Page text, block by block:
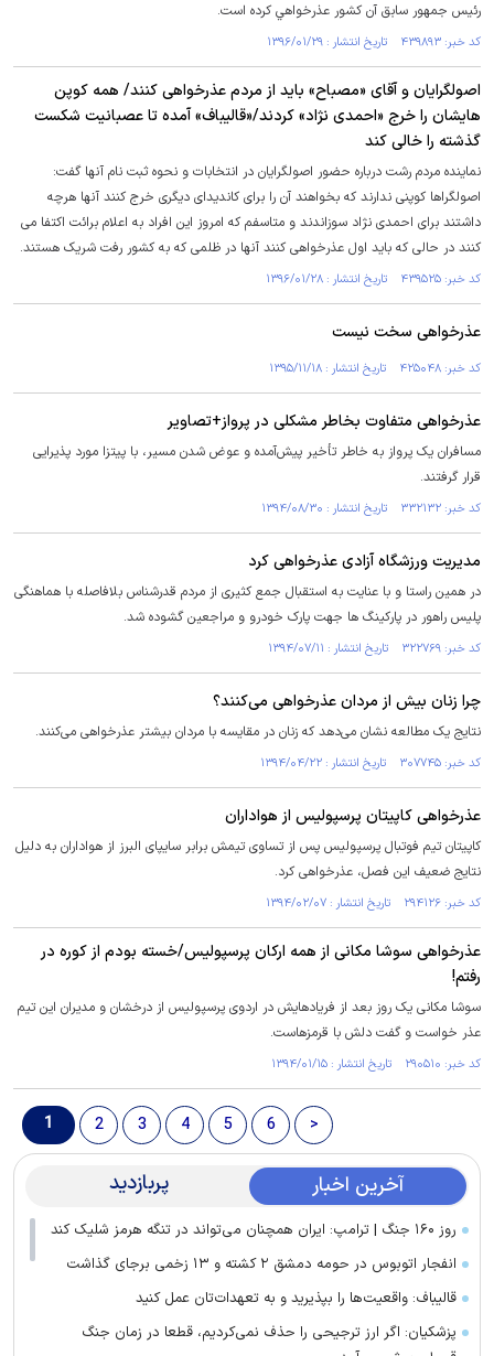
رئيس جمهور سابق آن کشور عذرخواهي کرده است.
کد خبر: ۴۳۹۸۹۳ تاریخ انتشار : ۱۳۹۶/۰۱/۲۹
اصولگرایان و آقای «مصباح» باید از مردم عذرخواهی کنند/ همه کوپن
هایشان را خرج «احمدی نژاد» کردند/«قالیباف» آمده تا عصبانیت شکست
گذشته را خالی کند
نماینده مردم رشت درباره حضور اصولگرایان در انتخابات و نحوه ثبت نام آنها گفت:
اصولگراها کوپنی ندارند که بخواهند آن را برای کاندیدای دیگری خرج کنند آنها هرچه
داشتند برای احمدی نژاد سوزاندند و متاسفم که امروز این افراد به اعلام برائت اکتفا می
کنند در حالی که باید اول عذرخواهی کنند آنها در ظلمی که به کشور رفت شریک هستند.
کد خبر: ۴۳۹۵۲۵ تاریخ انتشار : ۱۳۹۶/۰۱/۲۸
عذرخواهی سخت نیست
کد خبر: ۴۲۵۰۴۸ تاریخ انتشار : ۱۳۹۵/۱۱/۱۸
عذرخواهی متفاوت بخاطر مشکلی در پرواز+تصاویر
مسافران یک پرواز به خاطر تأخیر پیش‌آمده و عوض شدن مسیر، با پیتزا مورد پذیرایی
قرار گرفتند.
کد خبر: ۳۳۲۱۳۲ تاریخ انتشار : ۱۳۹۴/۰۸/۳۰
مدیریت ورزشگاه آزادی عذرخواهی کرد
در همین راستا و با عنایت به استقبال جمع کثیری از مردم قدرشناس بلافاصله با هماهنگی
پلیس راهور در پارکینگ ها جهت پارک خودرو و مراجعین گشوده شد.
کد خبر: ۳۲۲۷۶۹ تاریخ انتشار : ۱۳۹۴/۰۷/۱۱
چرا زنان بیش از مردان عذرخواهی می‌کنند؟
نتایج یک مطالعه نشان می‌دهد که زنان در مقایسه با مردان بیشتر عذرخواهی می‌کنند.
کد خبر: ۳۰۷۷۴۵ تاریخ انتشار : ۱۳۹۴/۰۴/۲۲
عذرخواهی کاپیتان پرسپولیس از هواداران
کاپیتان تیم فوتبال پرسپولیس پس از تساوی تیمش برابر سایپای البرز از هواداران به دلیل
نتایج ضعیف این فصل، عذرخواهی کرد.
کد خبر: ۲۹۴۱۲۶ تاریخ انتشار : ۱۳۹۴/۰۲/۰۷
عذرخواهی سوشا مکانی از همه ارکان پرسپولیس/خسته بودم از کوره در
رفتم!
سوشا مکانی یک روز بعد از فریادهایش در اردوی پرسپولیس از درخشان و مدیران این تیم
عذر خواست و گفت دلش با قرمزهاست.
کد خبر: ۲۹۰۵۱۰ تاریخ انتشار : ۱۳۹۴/۰۱/۱۵
1 2 3 4 5 6 >
آخرین اخبار پربازدید
روز ۱۶۰ جنگ | ترامپ: ایران همچنان می‌تواند در تنگه هرمز شلیک کند
انفجار اتوبوس در حومه دمشق ۲ کشته و ۱۳ زخمی برجای گذاشت
قالیباف: واقعیت‌ها را بپذیرید و به تعهدات‌تان عمل کنید
پزشکیان: اگر ارز ترجیحی را حذف نمی‌کردیم، قطعا در زمان جنگ